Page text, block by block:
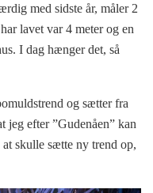
med sidste år, måler 2
lavet var 4 meter og en
I dag hænger det, så
og sætter fra
jeg efter ”Gudenåen” kan
skulle sætte ny trend op,